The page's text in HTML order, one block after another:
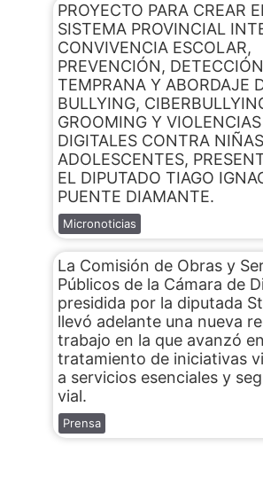
PROYECTO PARA CREAR
SISTEMA PROVINCIAL
CONVIVENCIA ESCOLAR,
PREVENCIÓN, DETECCIÓN
TEMPRANA Y ABORDAJE
BULLYING,
GROOMING Y VIOLENCIAS
DIGITALES CONTRA
ADOLESCENTES,
EL DIPUTADO TIAGO
PUENTE DIAMANTE.
Micronoticias
La Comisión de Obras y
Públicos de la Cámara de
presidida por la diputada
llevó adelante una nueva
trabajo en la que avanzó
tratamiento de iniciativas
a servicios esenciales y
vial.
Prensa